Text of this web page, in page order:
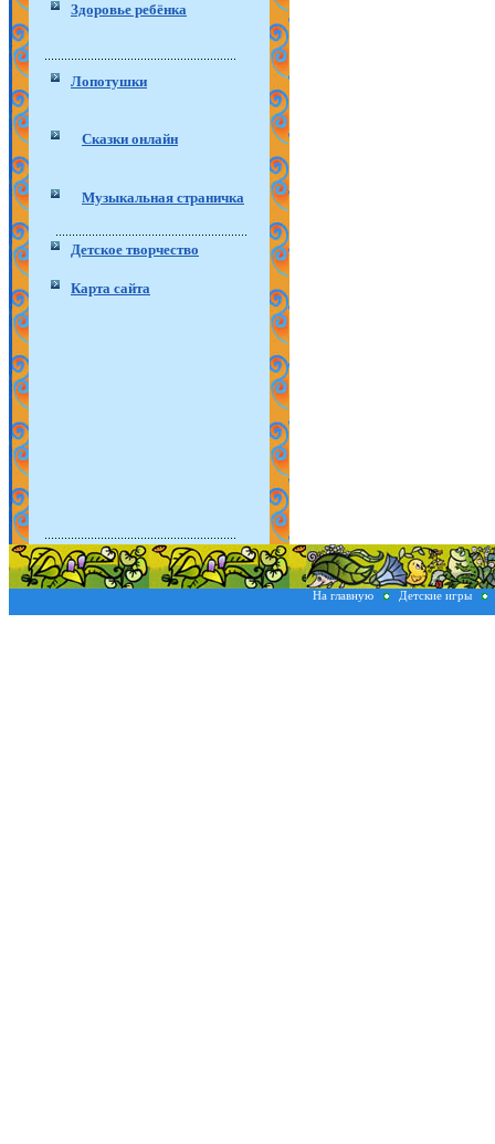
Здоровье ребёнка
Лопотушки
Сказки онлайн
Музыкальная страничка
Детское творчество
Карта сайта
На главную Детские игры